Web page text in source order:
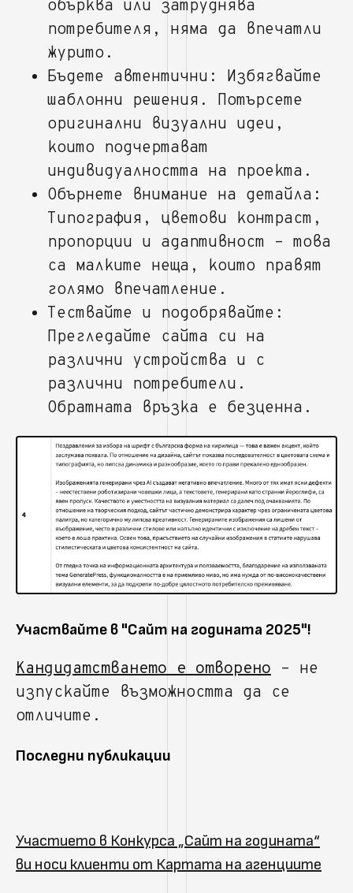
обърква или затруднява
потребителя, няма да впечатли
журито.
Бъдете автентични: Избягвайте
шаблонни решения. Потърсете
оригинални визуални идеи,
които подчертават
индивидуалността на проекта.
Обърнете внимание на детайла:
Типография, цветови контраст,
пропорции и адаптивност – това
са малките неща, които правят
голямо впечатление.
Тествайте и подобрявайте:
Прегледайте сайта си на
различни устройства и с
различни потребители.
Обратната връзка е безценна.
Участвайте в "Сайт на годината 2025"!
Кандидатстването е отворено – не
изпускайте възможността да се
отличите.
Последни публикации
Участието в Конкурса „Сайт на годината“
ви носи клиенти от Картата на агенциите